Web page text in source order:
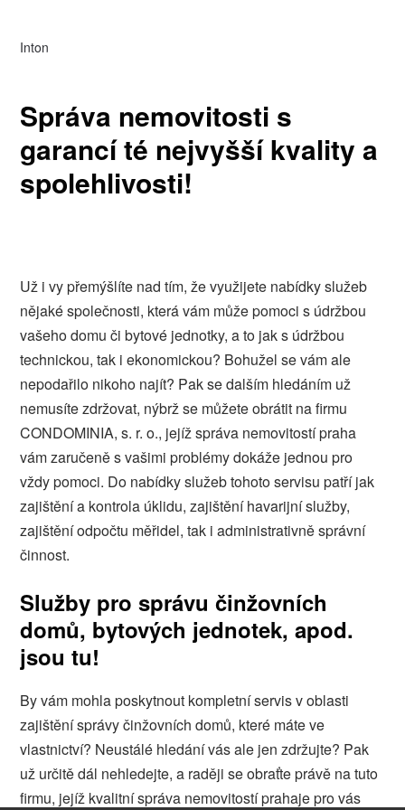
Inton
Správa nemovitosti s
garancí té nejvyšší kvality a
spolehlivosti!
Už i vy přemýšlíte nad tím, že využijete nabídky služeb
nějaké společnosti, která vám může pomoci s údržbou
vašeho domu či bytové jednotky, a to jak s údržbou
technickou, tak i ekonomickou? Bohužel se vám ale
nepodařilo nikoho najít? Pak se dalším hledáním už
nemusíte zdržovat, nýbrž se můžete obrátit na firmu
CONDOMINIA, s. r. o., jejížspráva nemovitostí praha
vám zaručeně s vašimi problémy dokáže jednou pro
vždy pomoci. Do nabídky služeb tohoto servisu patří jak
zajištění a kontrola úklidu, zajištění havarijní služby,
zajištění odpočtu měřidel, tak i administrativně správní
činnost.
Služby pro správu činžovních
domů, bytových jednotek, apod.
jsou tu!
By vám mohla poskytnout kompletní servis v oblasti
zajištění správy činžovních domů, které máte ve
vlastnictví? Neustálé hledání vás ale jen zdržujte? Pak
už určitě dál nehledejte, a raději se obraťte právě na tuto
firmu, jejíž kvalitní správa nemovitostí prahaje pro vás